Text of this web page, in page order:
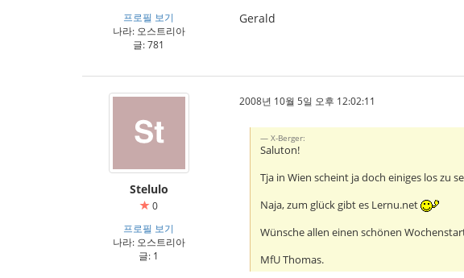
프로필 보기
나라: 오스트리아
글: 781
Gerald
Stelulo
0
프로필 보기
나라: 오스트리아
글: 1
2008년 10월 5일 오후 12:02:11
X-Berger:
Saluton!
Tja in Wien scheint ja doch einiges los zu
Naja, zum glück gibt es Lernu.net
Wünsche allen einen schönen
MfU Thomas.